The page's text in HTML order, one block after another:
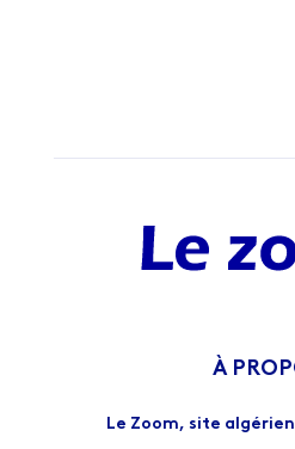
À
Le Zoom, site